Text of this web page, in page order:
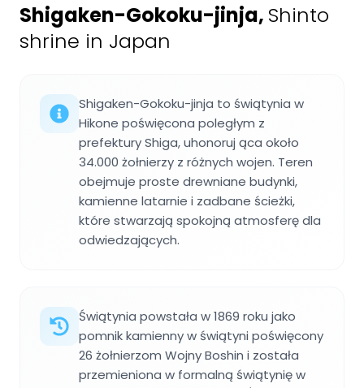
Shigaken-Gokoku-jinja, Shinto
shrine in Japan
Shigaken-Gokoku-jinja to świątynia w
Hikone poświęcona poległym z
prefektury Shiga, uhonoruj ąca około
34.000 żołnierzy z różnych wojen. Teren
obejmuje proste drewniane budynki,
kamienne latarnie i zadbane ścieżki,
które stwarzają spokojną atmosferę dla
odwiedzających.
Świątynia powstała w 1869 roku jako
pomnik kamienny w świątyni poświęcony
26 żołnierzom Wojny Boshin i została
przemieniona w formalną świątynię w